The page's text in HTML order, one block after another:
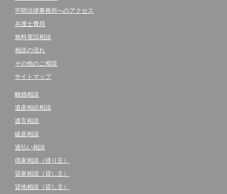
平間法律事務所へのアクセス
弁護士費用
無料電話相談
相談の流れ
その他のご相談
サイトマップ
離婚相談
遺産相続相談
遺言相談
破産相談
過払い相談
借家相談（借り主）
貸家相談（貸し主）
貸地相談（貸し主）